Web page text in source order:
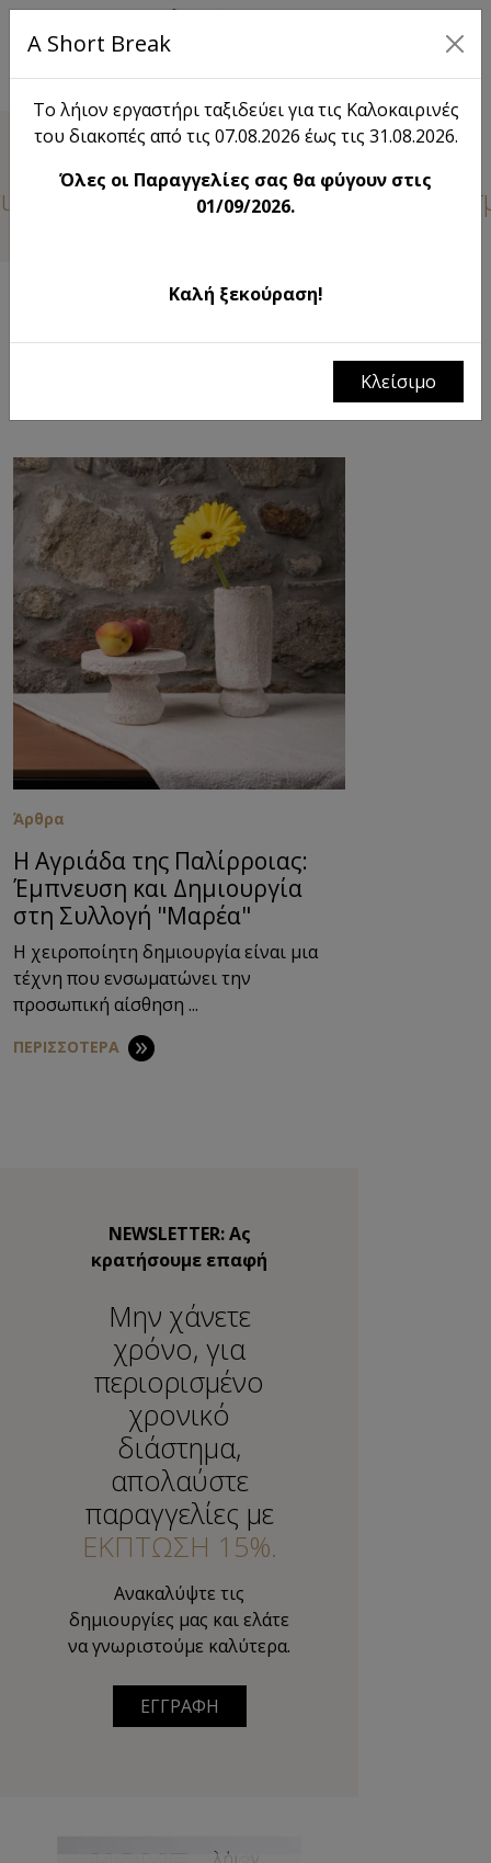
EN
Το λήιον
νέο από το Λήιον... Μείνετε
Άρθρα
Η Αγριάδα της Παλίρροιας:
Έμπνευση και Δημιουργία
στη Συλλογή "Μαρέα"
Η χειροποίητη δημιουργία είναι μια
τέχνη που ενσωματώνει την
προσωπική αίσθηση ...
ΠΕΡΙΣΣΟΤΕΡΑ
NEWSLETTER: Ας
κρατήσουμε επαφή
Μην χάνετε
χρόνο, για
περιορισμένο
χρονικό
διάστημα,
απολαύστε
παραγγελίες με
ΕΚΠΤΩΣΗ 15%.
Ανακαλύψτε τις
δημιουργίες μας και ελάτε
να γνωριστούμε καλύτερα.
ΕΓΓΡΑΦΗ
A Short Break
Το λήιον εργαστήρι ταξιδεύει για τις Καλοκαιρινές
του διακοπές από τις 07.08.2026 έως τις 31.08.2026.
Όλες οι Παραγγελίες σας θα φύγουν στις
01/09/2026.
Καλή ξεκούραση!
Κλείσιμο